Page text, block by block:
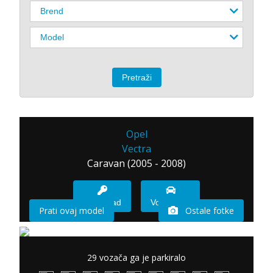
Opel
Vectra
Caravan (2005 - 2008)
Imam sad Vozio sam
Prati ovaj model Ostale fotke
29 vozača ga je parkiralo